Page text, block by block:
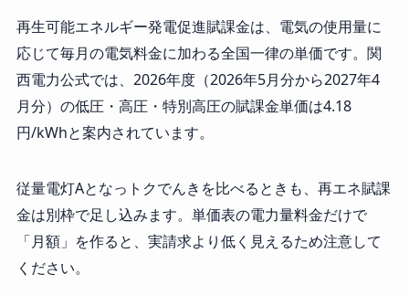
再生可能エネルギー発電促進賦課金は、電気の使用量に
応じて毎月の電気料金に加わる全国一律の単価です。関
西電力公式では、2026年度（2026年5月分から2027年4
月分）の低圧・高圧・特別高圧の賦課金単価は4.18
円/kWhと案内されています。
従量電灯Aとなっトクでんきを比べるときも、再エネ賦課
金は別枠で足し込みます。単価表の電力量料金だけで
「月額」を作ると、実請求より低く見えるため注意して
ください。